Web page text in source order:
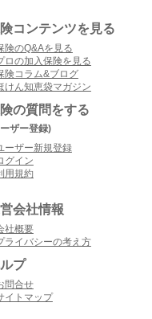
コンテンツを見る
険のQ&Aを見る
ロの加入保険を見る
険コラム&ブログ
けん知恵袋マガジン
の質問をする
ザー登録)
ーザー新規登録
グイン
用規約
会社情報
社概要
ライバシーの考え方
プ
問合せ
イトマップ